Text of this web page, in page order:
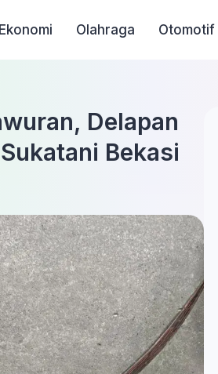
Ekonomi Olahraga Otomotif
Delapan
Bekasi